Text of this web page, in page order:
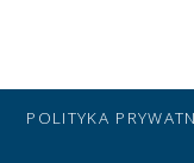
POLITYKA